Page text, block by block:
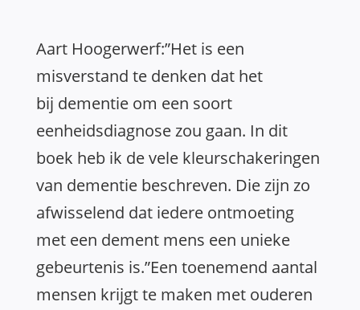
Aart Hoogerwerf:”Het is een
misverstand te denken dat het
bij dementie om een soort
eenheidsdiagnose zou gaan. In dit
boek heb ik de vele kleurschakeringen
van dementie beschreven. Die zijn zo
afwisselend dat iedere ontmoeting
met een dement mens een unieke
gebeurtenis is.”Een toenemend aantal
mensen krijgt te maken met ouderen